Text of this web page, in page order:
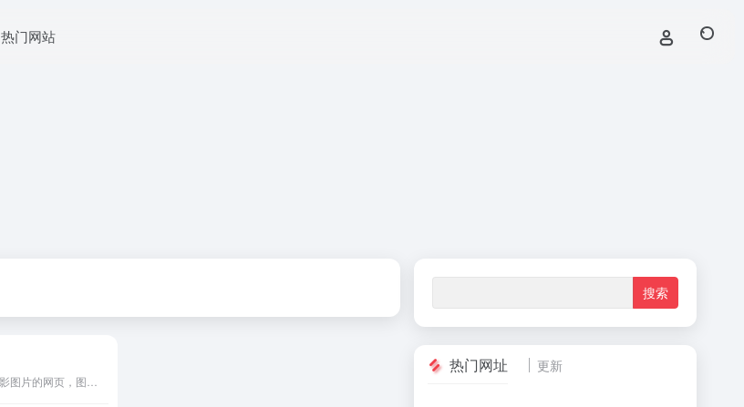
热门网站
热门网址 更新